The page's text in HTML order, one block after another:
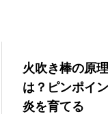
火吹き棒の原
は？ピンポイ
炎を育てる